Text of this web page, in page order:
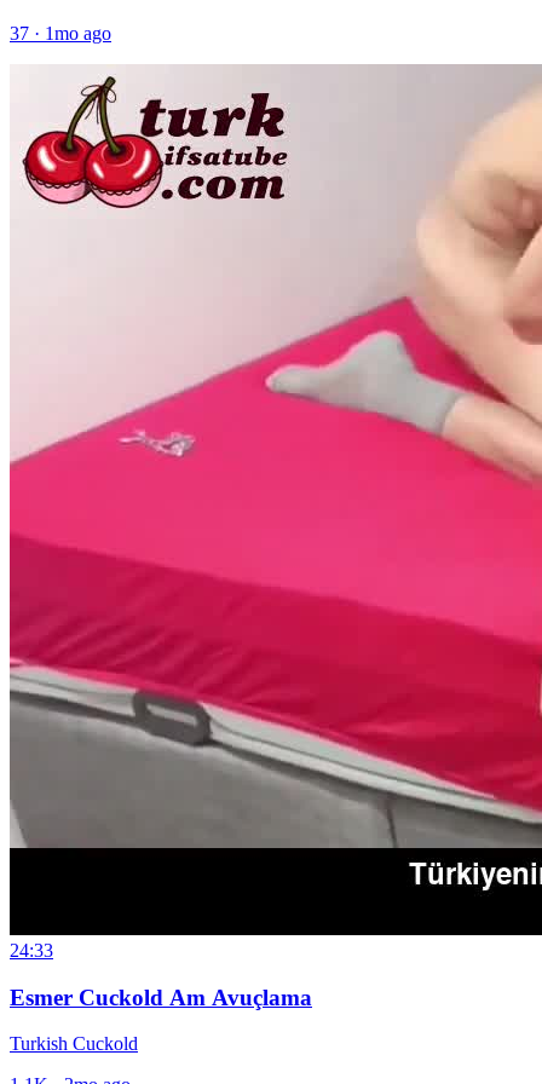
37 · 1mo ago
24:33
Esmer Cuckold Am Avuçlama
Turkish Cuckold